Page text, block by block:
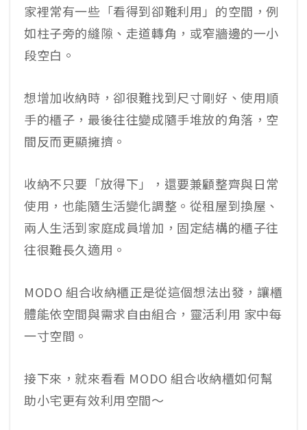
家裡常有一些「看得到卻難利用」的空間，例
如柱子旁的縫隙、走道轉角，或窄牆邊的一小
段空白。
想增加收納時，卻很難找到尺寸剛好、使用順
手的櫃子，最後往往變成隨手堆放的角落，空
間反而更顯擁擠。
收納不只要「放得下」，還要兼顧整齊與日常
使用，也能隨生活變化調整。從租屋到換屋、
兩人生活到家庭成員增加，固定結構的櫃子往
往很難長久適用。
MODO 組合收納櫃正是從這個想法出發，讓櫃
體能依空間與需求自由組合，靈活利用 家中每
一寸空間。
接下來，就來看看 MODO 組合收納櫃如何幫
助小宅更有效利用空間～